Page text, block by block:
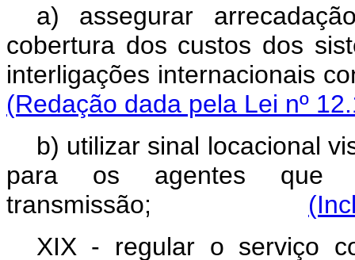
a) assegurar
cobertura dos custos dos
interligações
(Redação dada pela Lei nº
b) utilizar sinal locacional
para os agentes que
transmissão;
XIX - regular o serviço